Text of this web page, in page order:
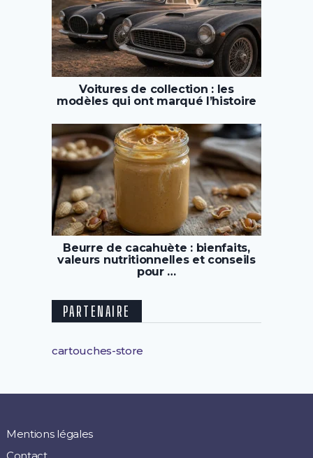
Voitures de collection : les
modèles qui ont marqué l’histoire
Beurre de cacahuète : bienfaits,
valeurs nutritionnelles et conseils
pour …
PARTENAIRE
cartouches-store
Mentions légales
Contact